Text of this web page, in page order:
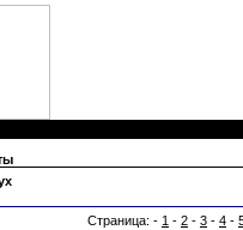
Страница: - 1 - 2 - 3 - 4 -